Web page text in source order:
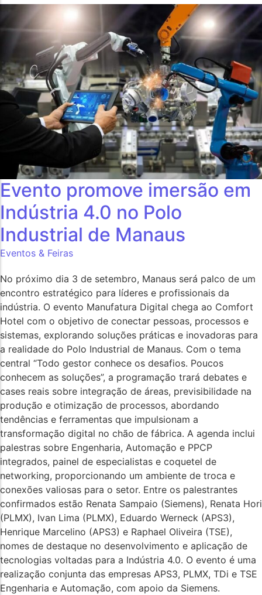
Evento promove imersão em
Indústria 4.0 no Polo
Industrial de Manaus
Eventos & Feiras
No próximo dia 3 de setembro, Manaus será palco de um
encontro estratégico para líderes e profissionais da
indústria. O evento Manufatura Digital chega ao Comfort
Hotel com o objetivo de conectar pessoas, processos e
sistemas, explorando soluções práticas e inovadoras para
a realidade do Polo Industrial de Manaus. Com o tema
central “Todo gestor conhece os desafios. Poucos
conhecem as soluções”, a programação trará debates e
cases reais sobre integração de áreas, previsibilidade na
produção e otimização de processos, abordando
tendências e ferramentas que impulsionam a
transformação digital no chão de fábrica. A agenda inclui
palestras sobre Engenharia, Automação e PPCP
integrados, painel de especialistas e coquetel de
networking, proporcionando um ambiente de troca e
conexões valiosas para o setor. Entre os palestrantes
confirmados estão Renata Sampaio (Siemens), Renata Hori
(PLMX), Ivan Lima (PLMX), Eduardo Werneck (APS3),
Henrique Marcelino (APS3) e Raphael Oliveira (TSE),
nomes de destaque no desenvolvimento e aplicação de
tecnologias voltadas para a Indústria 4.0. O evento é uma
realização conjunta das empresas APS3, PLMX, TDi e TSE
Engenharia e Automação, com apoio da Siemens.